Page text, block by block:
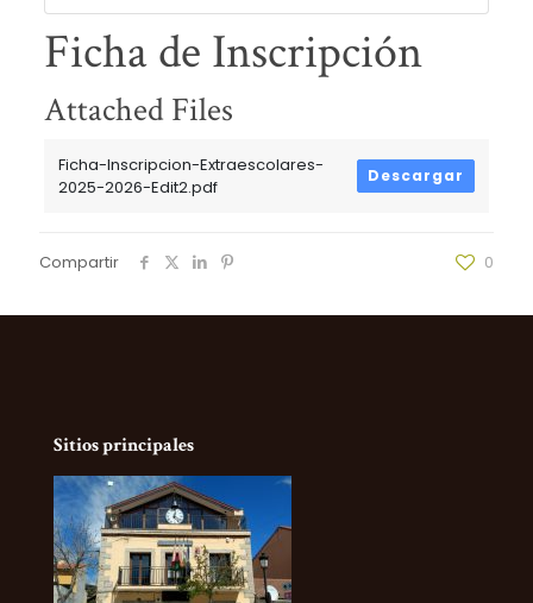
Ficha de Inscripción
Attached Files
Ficha-Inscripcion-Extraescolares-
2025-2026-Edit2.pdf
Descargar
Compartir 0
Sitios principales